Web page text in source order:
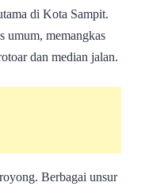
di Kota Sampit.
umum, memangkas
dan median jalan.
Berbagai unsur